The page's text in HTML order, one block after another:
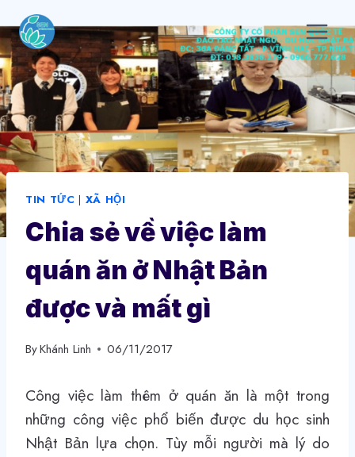
to
content
TIN TỨC | XÃ HỘI
Chia sẻ về việc làm
quán ăn ở Nhật Bản
được và mất gì
ByKhánh Linh 06/11/2017
Công việc làm thêm ở quán ăn là một trong
những công việc phổ biến được du học sinh
Nhật Bản lựa chọn. Tùy mỗi người mà lý do